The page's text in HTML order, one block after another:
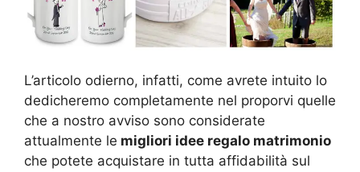
L’articolo odierno, infatti, come avrete intuito lo
dedicheremo completamente nel proporvi quelle
che a nostro avviso sono considerate
attualmente le migliori idee regalo matrimonio
che potete acquistare in tutta affidabilità sul